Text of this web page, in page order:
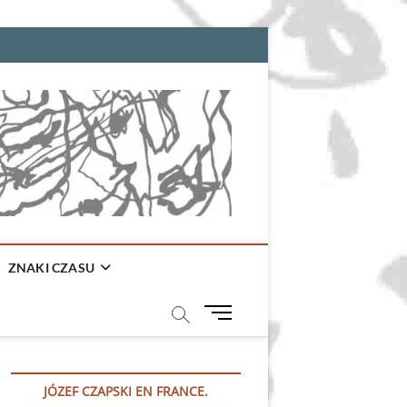
ZNAKI CZASU
M
u
JÓZEF CZAPSKI EN FRANCE.